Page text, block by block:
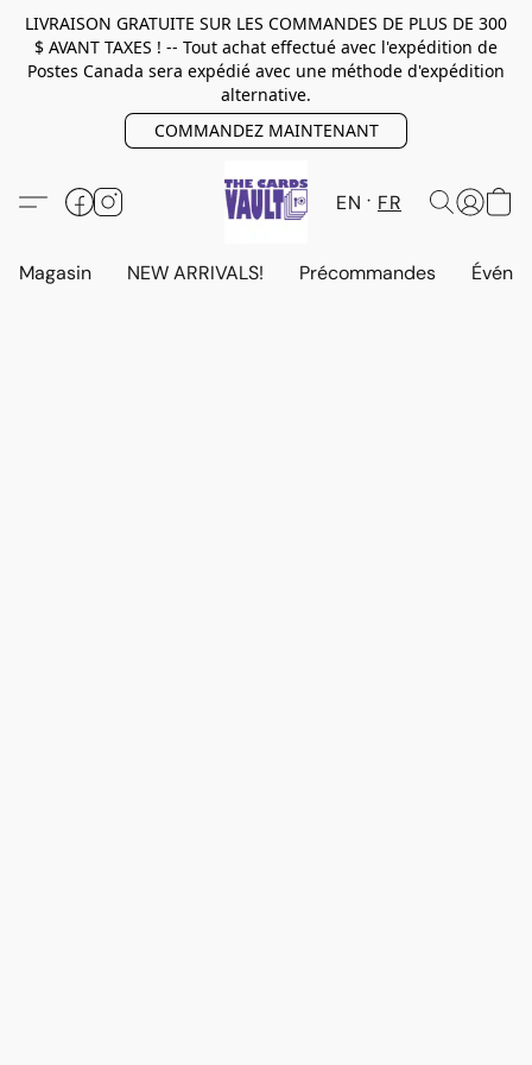
LIVRAISON GRATUITE SUR LES COMMANDES DE PLUS DE 300
$ AVANT TAXES ! -- Tout achat effectué avec l'expédition de
Postes Canada sera expédié avec une méthode d'expédition
alternative.
COMMANDEZ MAINTENANT
EN FR
Magasin NEW ARRIVALS! Précommandes